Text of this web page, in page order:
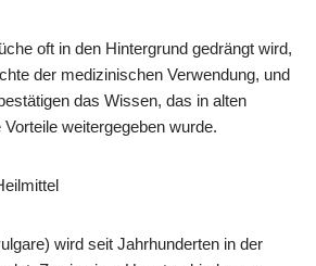
oft in den Hintergrund gedrängt wird,
der medizinischen Verwendung, und
das Wissen, das in alten
weitergegeben wurde.
wird seit Jahrhunderten in der